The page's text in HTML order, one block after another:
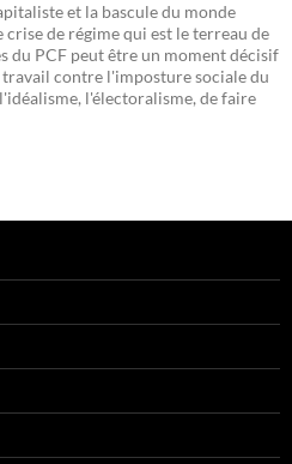
et la bascule du monde
de régime qui est le terreau de
du PCF peut être un moment décisif
contre l'imposture sociale du
l'électoralisme, de faire